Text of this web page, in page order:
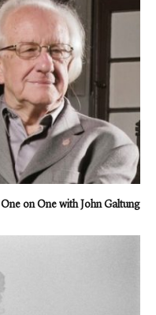
One on One with John Galtung